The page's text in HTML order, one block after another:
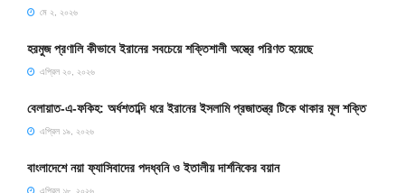
মে ২, ২০২৬
হরমুজ প্রণালি কীভাবে ইরানের সবচেয়ে শক্তিশালী অস্ত্রে পরিণত হয়েছে
এপ্রিল ২০, ২০২৬
বেলায়াত-এ-ফকিহ: অর্ধশতাব্দি ধরে ইরানের ইসলামি প্রজাতন্ত্র টিকে থাকার মূল শক্তি
এপ্রিল ১৯, ২০২৬
বাংলাদেশে নয়া ফ্যাসিবাদের পদধ্বনি ও ইতালীয় দার্শনিকের বয়ান
এপ্রিল ১৮, ২০২৬